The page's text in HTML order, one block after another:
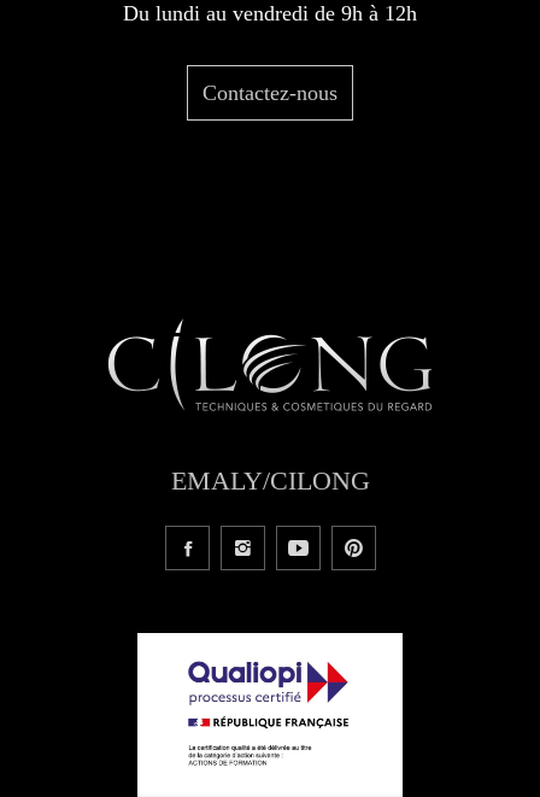
Du lundi au vendredi de 9h à 12h
Contactez-nous
EMALY/CILONG